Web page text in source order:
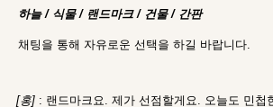
하늘 / 식물 / 랜드마크 / 건물 / 간판
채팅을 통해 자유로운 선택을 하길 바랍니다.
[홍] : 랜드마크요. 제가 선점할게요. 오늘도 민첩